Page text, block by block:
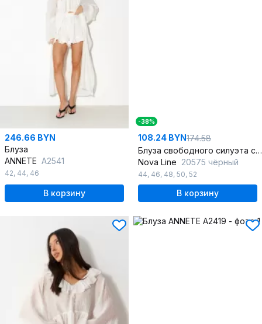
246.66 BYN
Блуза
ANNETE A2541
42, 44, 46
В корзину
-38%
108.24 BYN174.58
Блуза свободного силуэта с разрезом и сборкой
Nova Line 20575 чёрный
44, 46, 48, 50, 52
В корзину